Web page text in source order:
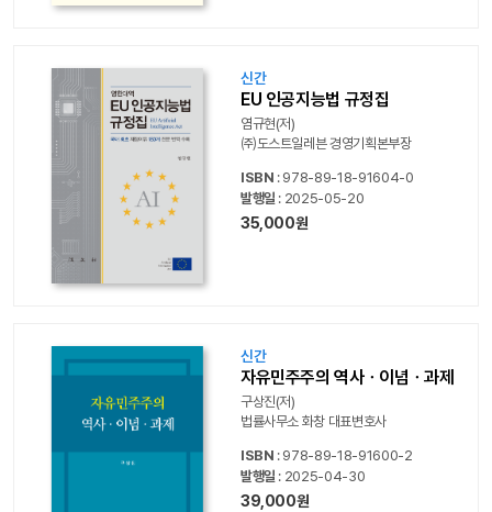
신간
EU 인공지능법 규정집
염규현(저)
㈜도스트일레븐 경영기획본부장
ISBN : 978-89-18-91604-0
발행일 : 2025-05-20
35,000원
신간
자유민주주의 역사ㆍ이념ㆍ과제
구상진(저)
법률사무소 화창 대표변호사
ISBN : 978-89-18-91600-2
발행일 : 2025-04-30
39,000원